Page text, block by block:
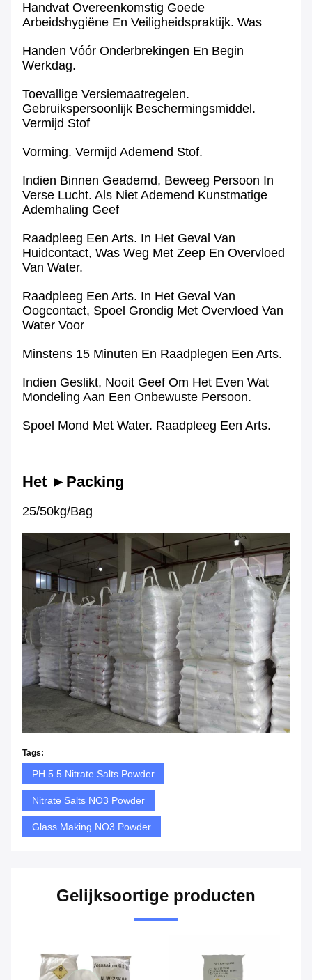
Handvat Overeenkomstig Goede
Arbeidshygiëne En Veiligheidspraktijk. Was
Handen Vóór Onderbrekingen En Begin
Werkdag.
Toevallige Versiemaatregelen.
Gebruikspersoonlijk Beschermingsmiddel.
Vermijd Stof
Vorming. Vermijd Ademend Stof.
Indien Binnen Geademd, Beweeg Persoon In
Verse Lucht. Als Niet Ademend Kunstmatige
Ademhaling Geef
Raadpleeg Een Arts. In Het Geval Van
Huidcontact, Was Weg Met Zeep En Overvloed
Van Water.
Raadpleeg Een Arts. In Het Geval Van
Oogcontact, Spoel Grondig Met Overvloed Van
Water Voor
Minstens 15 Minuten En Raadplegen Een Arts.
Indien Geslikt, Nooit Geef Om Het Even Wat
Mondeling Aan Een Onbewuste Persoon.
Spoel Mond Met Water. Raadpleeg Een Arts.
Het ►Packing
25/50kg/bag
Tags:
PH 5.5 Nitrate Salts Powder
Nitrate Salts NO3 Powder
Glass Making NO3 Powder
Gelijksoortige producten